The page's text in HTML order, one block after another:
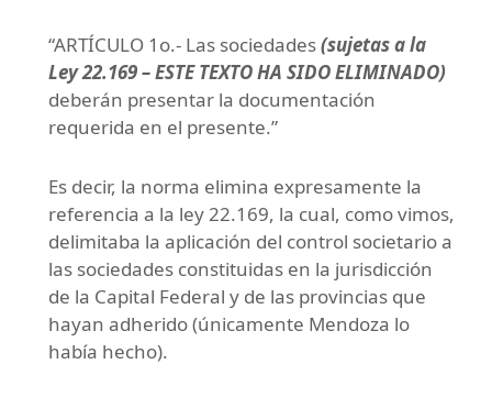
“ARTÍCULO 1o.- Las sociedades(sujetas a la
Ley 22.169 – ESTE TEXTO HA SIDO ELIMINADO)
deberán presentar la documentación
requerida en el presente.”
Es decir, la norma elimina expresamente la
referencia a la ley 22.169, la cual, como vimos,
delimitaba la aplicación del control societario a
las sociedades constituidas en la jurisdicción
de la Capital Federal y de las provincias que
hayan adherido (únicamente Mendoza lo
había hecho).